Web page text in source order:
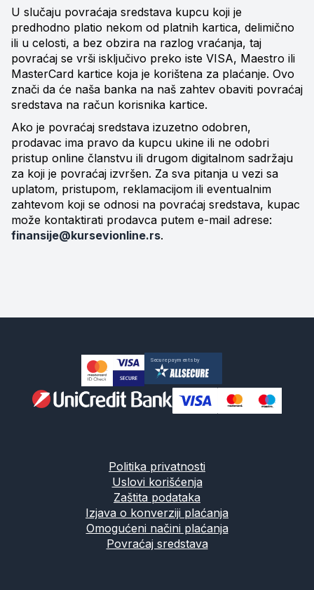
U slučaju povraćaja sredstava kupcu koji je
predhodno platio nekom od platnih kartica, delimično
ili u celosti, a bez obzira na razlog vraćanja, taj
povraćaj se vrši isključivo preko iste VISA, Maestro ili
MasterCard kartice koja je korištena za plaćanje. Ovo
znači da će naša banka na naš zahtev obaviti povraćaj
sredstava na račun korisnika kartice.
Ako je povraćaj sredstava izuzetno odobren,
prodavac ima pravo da kupcu ukine ili ne odobri
pristup online članstvu ili drugom digitalnom sadržaju
za koji je povraćaj izvršen. Za sva pitanja u vezi sa
uplatom, pristupom, reklamacijom ili eventualnim
zahtevom koji se odnosi na povraćaj sredstava, kupac
može kontaktirati prodavca putem e-mail adrese:
finansije@kursevionline.rs.
Politika privatnosti
Uslovi korišćenja
Zaštita podataka
Izjava o konverziji plaćanja
Omogućeni načini plaćanja
Povraćaj sredstava